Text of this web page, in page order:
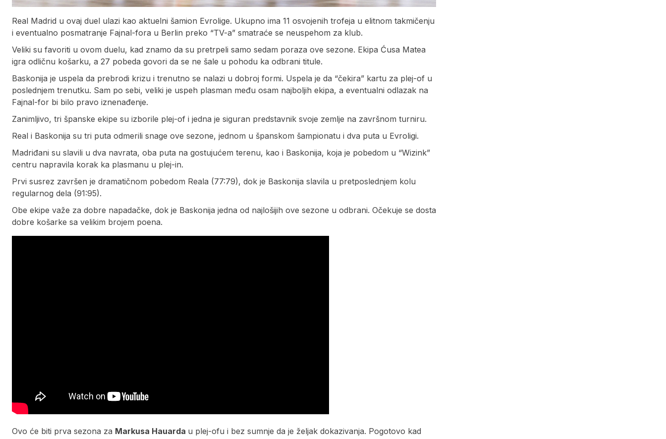
Real Madrid u ovaj duel ulazi kao aktuelni šamion Evrolige. Ukupno ima 11 osvojenih trofeja u elitnom takmičenju
i eventualno posmatranje Fajnal-fora u Berlin preko “TV-a” smatraće se neuspehom za klub.
Veliki su favoriti u ovom duelu, kad znamo da su pretrpeli samo sedam poraza ove sezone. Ekipa Ćusa Matea
igra odličnu košarku, a 27 pobeda govori da se ne šale u pohodu ka odbrani titule.
Baskonija je uspela da prebrodi krizu i trenutno se nalazi u dobroj formi. Uspela je da “čekira” kartu za plej-of u
poslednjem trenutku. Sam po sebi, veliki je uspeh plasman među osam najboljih ekipa, a eventualni odlazak na
Fajnal-for bi bilo pravo iznenađenje.
Zanimljivo, tri španske ekipe su izborile plej-of i jedna je siguran predstavnik svoje zemlje na završnom turniru.
Real i Baskonija su tri puta odmerili snage ove sezone, jednom u španskom šampionatu i dva puta u Evroligi.
Madriđani su slavili u dva navrata, oba puta na gostujućem terenu, kao i Baskonija, koja je pobedom u “Wizink”
centru napravila korak ka plasmanu u plej-in.
Prvi susrez završen je dramatičnom pobedom Reala (77:79), dok je Baskonija slavila u pretposlednjem kolu
regularnog dela (91:95).
Obe ekipe važe za dobre napadačke, dok je Baskonija jedna od najlošijih ove sezone u odbrani. Očekuje se dosta
dobre košarke sa velikim brojem poena.
Ovo će biti prva sezona za Markusa Hauarda u plej-ofu i bez sumnje da je željak dokazivanja. Pogotovo kad